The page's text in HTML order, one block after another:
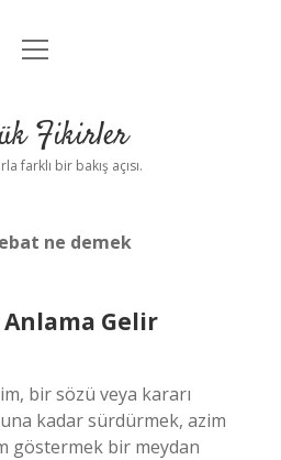
Anasayfa
Uyarı
menüyü
Fikirler
farklı bir bakış açısı.
ne demek
Gelir
bir sözü veya kararı
kadar sürdürmek, azim
göstermek bir meydan